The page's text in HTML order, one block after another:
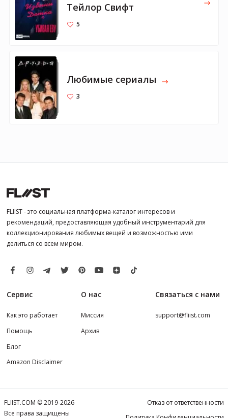
Тейлор Свифт
5
Любимые сериалы
3
FLIIST - это социальная платформа-каталог интересов и
рекомендаций, предоставляющая удобный инструментарий для
коллекционирования любимых вещей и возможностью ими
делиться со всем миром.
Сервис
Как это работает
Помощь
Блог
Amazon Disclaimer
О нас
Миссия
Архив
Связаться с нами
support@fliist.com
FLIIST.COM © 2019-2026
Все права защищены
Отказ от ответственности